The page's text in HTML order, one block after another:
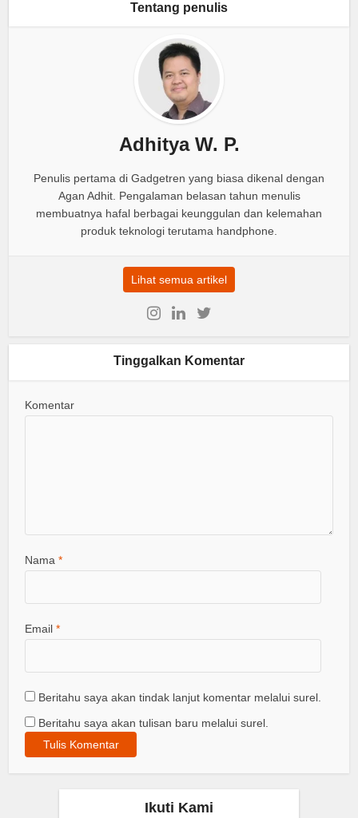
Tentang penulis
Adhitya W. P.
Penulis pertama di Gadgetren yang biasa dikenal dengan
Agan Adhit. Pengalaman belasan tahun menulis
membuatnya hafal berbagai keunggulan dan kelemahan
produk teknologi terutama handphone.
Lihat semua artikel
Tinggalkan Komentar
Komentar
Nama*
Email*
Beritahu saya akan tindak lanjut komentar melalui surel.
Beritahu saya akan tulisan baru melalui surel.
Ikuti Kami